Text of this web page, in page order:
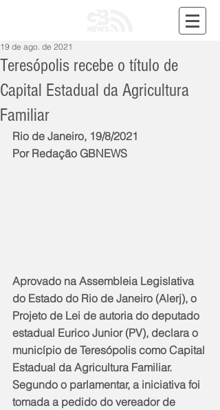
Teresópolis recebe o título de
Capital Estadual da Agricultura
Familiar
19 de ago. de 2021
Rio de Janeiro, 19/8/2021
Por Redação GBNEWS
Aprovado na Assembleia Legislativa
do Estado do Rio de Janeiro (Alerj), o
Projeto de Lei de autoria do deputado
estadual Eurico Junior (PV), declara o
município de Teresópolis como Capital
Estadual da Agricultura Familiar.
Segundo o parlamentar, a iniciativa foi
tomada a pedido do vereador de